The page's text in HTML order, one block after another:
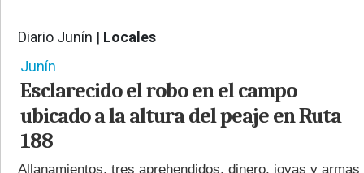
Diario Junín | Locales
Junín
Esclarecido el robo en el campo
ubicado a la altura del peaje en Ruta
188
Allanamientos, tres aprehendidos, dinero, joyas y armas